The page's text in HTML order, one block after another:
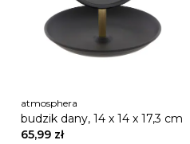
atmosphera
budzik dany, 14 x 14 x 17,3 cm
65,99 zł